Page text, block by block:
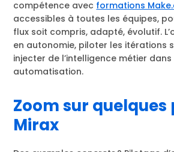
compétence avec formations
accessibles à toutes les équipes,
flux soit compris, adapté, évolutif.
en autonomie, piloter les itérations
injecter de l’intelligence métier
automatisation.
Zoom sur quelques
Mirax